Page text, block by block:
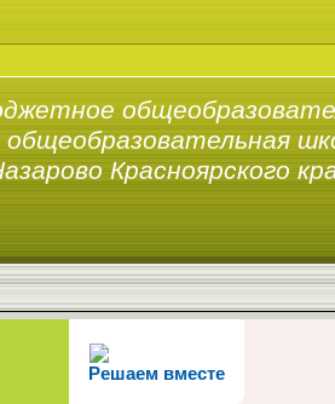
общеобразовательная
Красноярского
Решаем вместе